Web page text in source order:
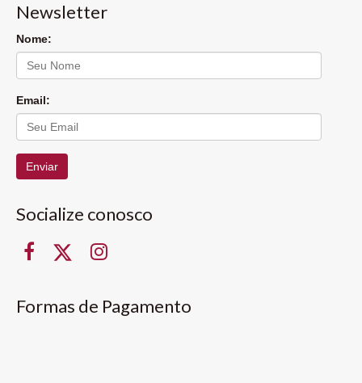
Newsletter
Nome:
Email:
Enviar
Socialize conosco
Formas de Pagamento